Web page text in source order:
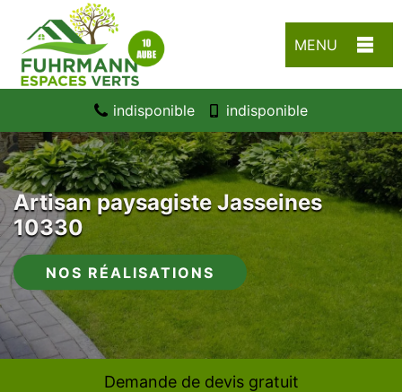
MENU
indisponible indisponible
Artisan paysagiste Jasseines
10330
NOS RÉALISATIONS
Demande de devis gratuit